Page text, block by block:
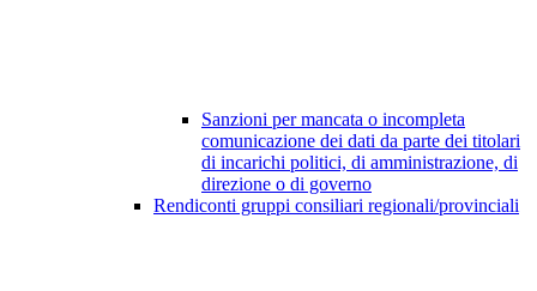
Sanzioni per mancata o incompleta
comunicazione dei dati da parte dei titolari
di incarichi politici, di amministrazione, di
direzione o di governo
Rendiconti gruppi consiliari regionali/provinciali